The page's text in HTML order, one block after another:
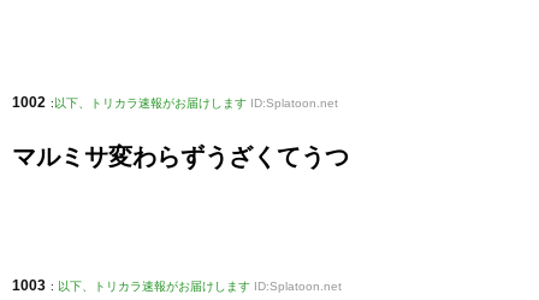
1002 : 以下、トリカラ速報がお届けします ID:Splatoon.net
マルミサ変わらずうざくてうつ
1003 : 以下、トリカラ速報がお届けします ID:Splatoon.net